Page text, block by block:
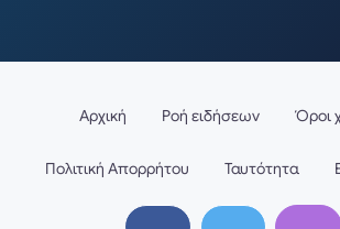
Αρχική Ροή ειδήσεων Όροι
Πολιτική Απορρήτου Ταυτότητα